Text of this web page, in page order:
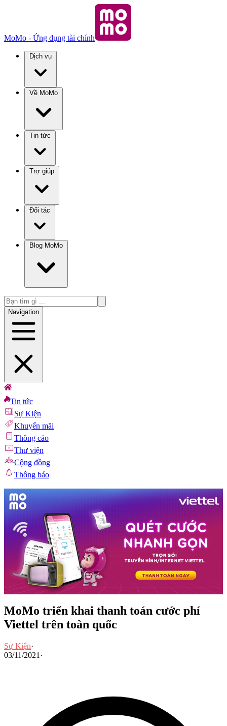
MoMo - Ứng dụng tài chính
Dịch vụ
Về MoMo
Tin tức
Trợ giúp
Đối tác
Blog MoMo
Navigation
Tin tức
Sự Kiện
Khuyến mãi
Thông cáo
Thư viện
Cộng đồng
Thông báo
MoMo triển khai thanh toán cước phí
Viettel trên toàn quốc
Sự Kiện·
03/11/2021 ·